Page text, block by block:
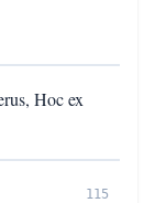
Hoc ex
115